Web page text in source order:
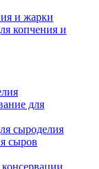
и жарки
копчения и
для
сыроделия
сыров